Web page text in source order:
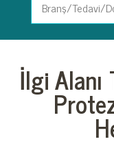
İlgi